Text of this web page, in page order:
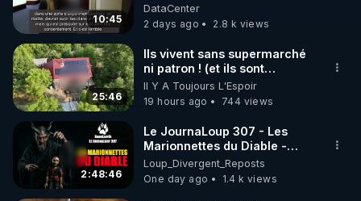
Incapables de s'échapper
par leurs propres moyens,
ukrainiennes ont chargé des
combattants du bataillon de
reconnaissance du 425e
régiment d'assaut séparé «
cette opération s'avérait
impossible, ils devaient les
éliminer avant leur capture.
De plus, après l'exécution,
leurs visages étaient
10:45
DataCenter
2 days ago
2.8 k views
25:46
Ils vivent sans supermarché
ni patron ! (et ils sont
heureux)
Il Y A Toujours L'Espoir
19 hours ago
744 views
2:48:46
Le JournaLoup 307 - Les
Marionnettes du Diable -
Loup Divergent 2026.08.07
Loup_Divergent_Reposts
One day ago
1.4 k views